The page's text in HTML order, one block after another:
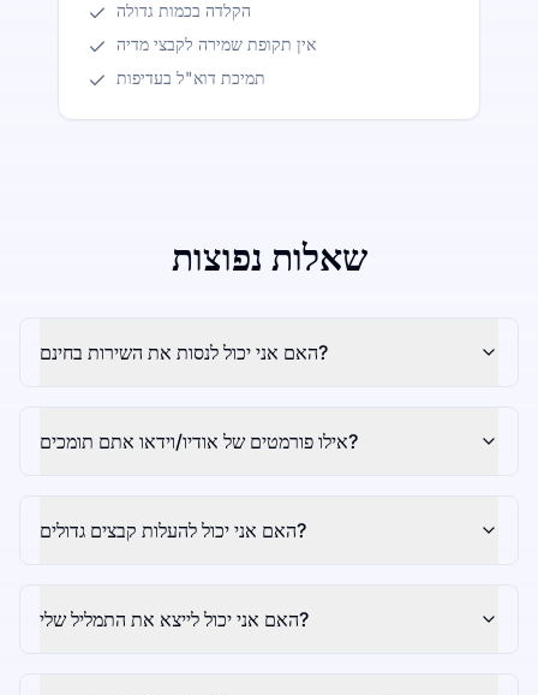
הקלדה בכמות גדולה
אין תקופת שמירה לקבצי מדיה
תמיכת דוא"ל בעדיפות
שאלות נפוצות
האם אני יכול לנסות את השירות בחינם?
אילו פורמטים של אודיו/וידאו אתם תומכים?
האם אני יכול להעלות קבצים גדולים?
האם אני יכול לייצא את התמליל שלי?